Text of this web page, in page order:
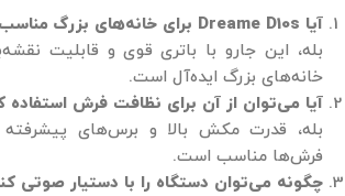
آیا Dreame D10s برای خانه‌های بزرگ مناسب است؟
بله، این جارو با باتری قوی و قابلیت
خانه‌های بزرگ ایده‌آل است.
آیا می‌توان از آن برای نظافت فرش استفاده
بله، قدرت مکش بالا و برس‌های پیشرفته
فرش‌ها مناسب است.
چگونه می‌توان دستگاه را با دستیار صوتی